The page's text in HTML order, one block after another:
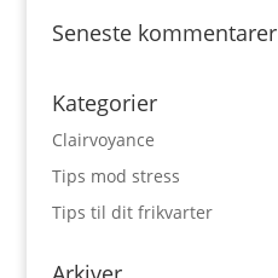
Seneste kommentarer
Kategorier
Clairvoyance
Tips mod stress
Tips til dit frikvarter